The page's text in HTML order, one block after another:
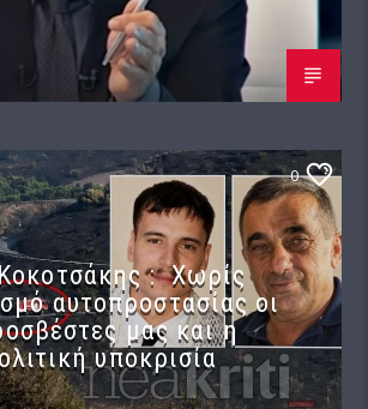
0
: Χωρίς
αυτοπροστασίας οι
μας και η
υποκρισία